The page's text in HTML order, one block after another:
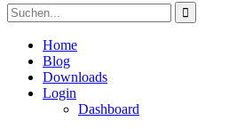
Search
for:
Home
Blog
Downloads
Login
Dashboard